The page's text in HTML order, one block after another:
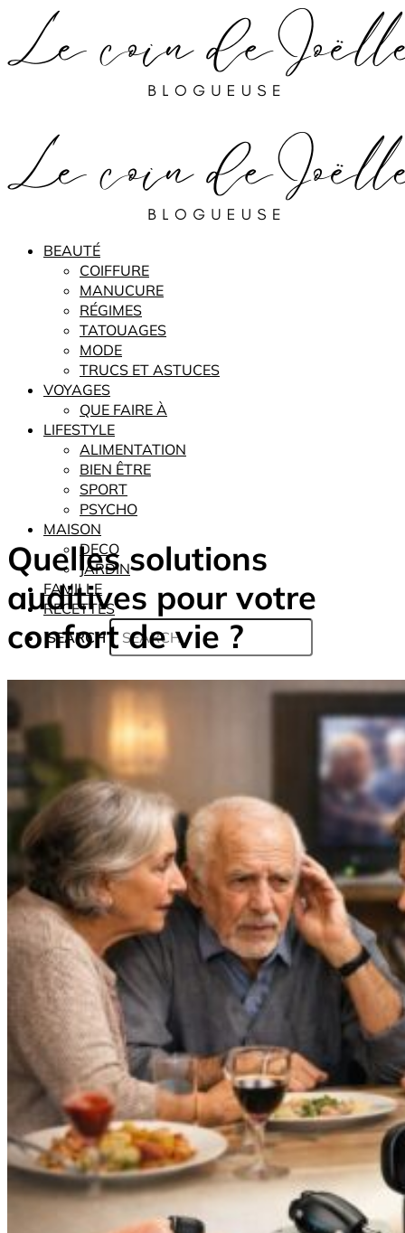
BEAUTÉ
COIFFURE
MANUCURE
RÉGIMES
TATOUAGES
MODE
TRUCS ET ASTUCES
VOYAGES
QUE FAIRE À
LIFESTYLE
ALIMENTATION
BIEN ÊTRE
SPORT
PSYCHO
MAISON
DECO
JARDIN
FAMILLE
RECETTES
SEARCH
Quelles solutions
auditives pour votre
confort de vie ?